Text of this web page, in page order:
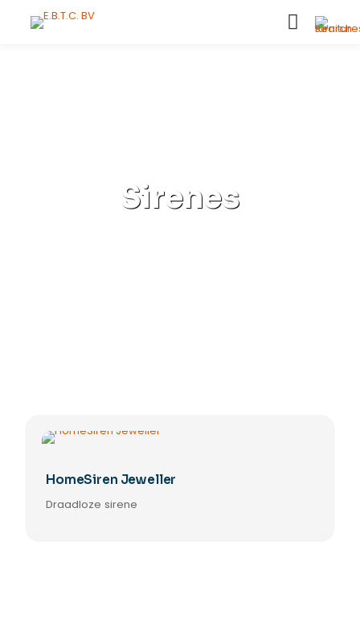
Sirenes
HomeSiren Jeweller
Draadloze sirene